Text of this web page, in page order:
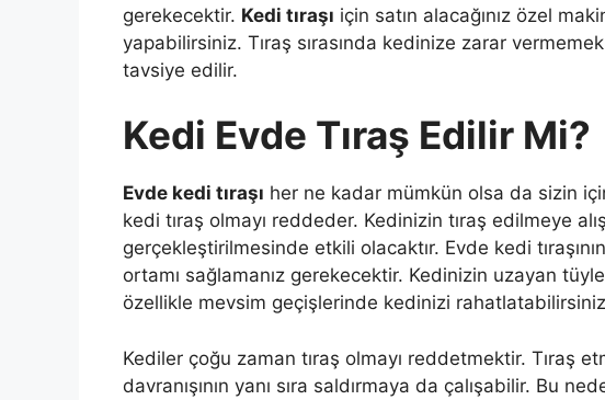
gerekecektir. Kedi tıraşı için satın alacağınız özel
yapabilirsiniz. Tıraş sırasında kedinize zarar
tavsiye edilir.
Kedi Evde Tıraş Edilir Mi?
Evde kedi tıraşı her ne kadar mümkün olsa da sizin
kedi tıraş olmayı reddeder. Kedinizin tıraş edilmeye
gerçekleştirilmesinde etkili olacaktır. Evde kedi
ortamı sağlamanız gerekecektir. Kedinizin uzayan
özellikle mevsim geçişlerinde kedinizi
Kediler çoğu zaman tıraş olmayı reddetmektir. Tıraş
davranışının yanı sıra saldırmaya da çalışabilir. Bu